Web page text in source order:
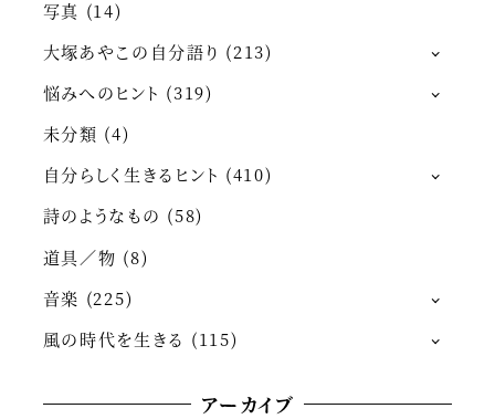
写真 (14)
大塚あやこの自分語り (213)
悩みへのヒント (319)
未分類 (4)
自分らしく生きるヒント (410)
詩のようなもの (58)
道具／物 (8)
音楽 (225)
風の時代を生きる (115)
アーカイブ